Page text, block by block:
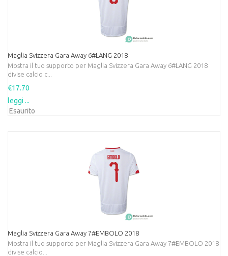
Maglia Svizzera Gara Away 6#LANG 2018
Mostra il tuo supporto per Maglia Svizzera Gara Away 6#LANG 2018
divise calcio c...
€17.70
leggi ...
Esaurito
Maglia Svizzera Gara Away 7#EMBOLO 2018
Mostra il tuo supporto per Maglia Svizzera Gara Away 7#EMBOLO 2018
divise calcio...